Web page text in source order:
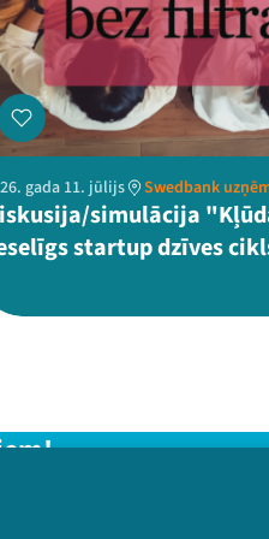
gada 11. jūlijs Swedbank
simulācija
startup dzīves